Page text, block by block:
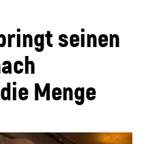
seinen
Menge